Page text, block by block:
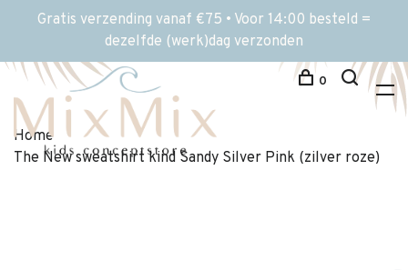
Gratis verzending vanaf €75 • Voor 14:00 besteld =
dezelfde (werk)dag verzonden
0
Home
The New sweatshirt kind Sandy Silver Pink (zilver roze)